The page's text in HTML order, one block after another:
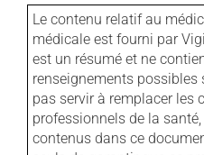
Le contenu relatif au
médicale est fourni par
est un résumé et ne
renseignements possibles
pas servir à remplacer les
professionnels de la
contenus dans ce